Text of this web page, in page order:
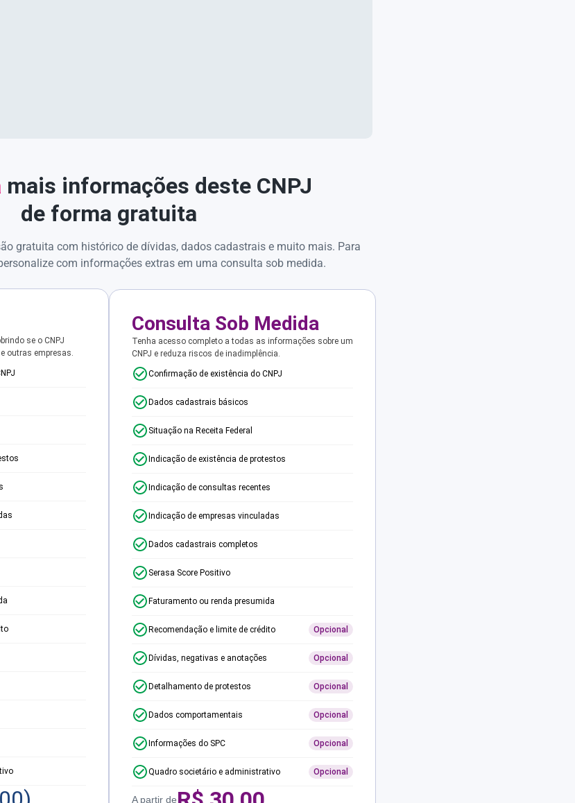
mais informações deste CNPJ
de forma gratuita
gratuita com histórico de dívidas, dados cadastrais e muito mais. Para
com informações extras em uma consulta sob medida.
se o CNPJ
outras empresas.
Consulta Sob Medida
Tenha acesso completo a todas as informações sobre um
CNPJ e reduza riscos de inadimplência.
Confirmação de existência do CNPJ
Dados cadastrais básicos
Situação na Receita Federal
Indicação de existência de protestos
Indicação de consultas recentes
Indicação de empresas vinculadas
Dados cadastrais completos
Serasa Score Positivo
Faturamento ou renda presumida
Recomendação e limite de crédito Opcional
Dívidas, negativas e anotações Opcional
Detalhamento de protestos Opcional
Dados comportamentais Opcional
Informações do SPC Opcional
Quadro societário e administrativo Opcional
A partir de